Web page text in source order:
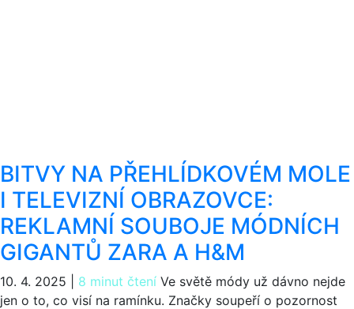
BITVY NA PŘEHLÍDKOVÉM MOLE
I TELEVIZNÍ OBRAZOVCE:
REKLAMNÍ SOUBOJE MÓDNÍCH
GIGANTŮ ZARA A H&M
10. 4. 2025 8 minut čtení Ve světě módy už dávno nejde
jen o to, co visí na ramínku. Značky soupeří o pozornost